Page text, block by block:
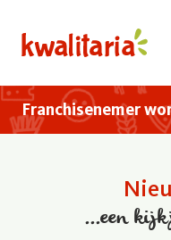
home
Franchisenemer
...een